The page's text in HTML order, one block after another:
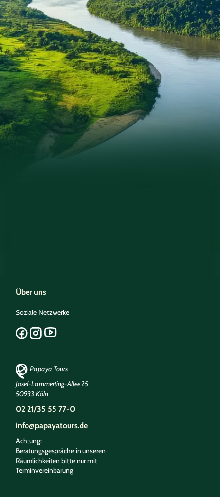
Über uns
Soziale Netzwerke
Papaya Tours
Josef-Lammerting-Allee 25
50933 Köln
02 21/35 55 77-0
info@papayatours.de
Achtung:
Beratungsgespräche in unseren
Räumlichkeiten bitte nur mit
Terminvereinbarung